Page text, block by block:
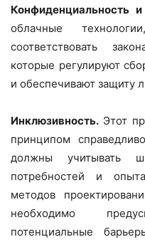
Конфиденциальность и
облачные
соответствовать
которые регулируют
и обеспечивают защиту
Инклюзивность. Этот
принципом
должны учитывать
потребностей и
методов
необходимо
потенциальные